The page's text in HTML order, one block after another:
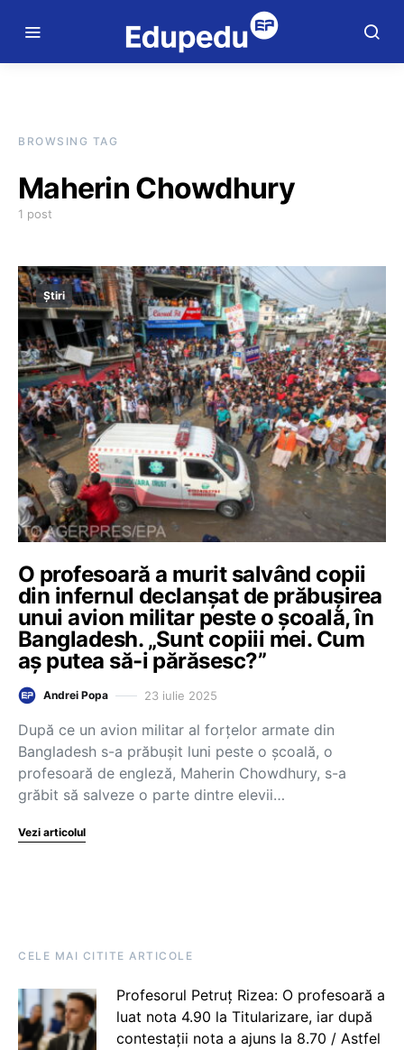
BROWSING TAG
Maherin Chowdhury
1 post
Știri
O profesoară a murit salvând copii
din infernul declanşat de prăbuşirea
unui avion militar peste o şcoală, în
Bangladesh. „Sunt copiii mei. Cum
aș putea să-i părăsesc?”
Andrei Popa 23 iulie 2025
După ce un avion militar al forţelor armate din
Bangladesh s-a prăbuşit luni peste o şcoală, o
profesoară de engleză, Maherin Chowdhury, s-a
grăbit să salveze o parte dintre elevii…
Vezi articolul
CELE MAI CITITE ARTICOLE
Profesorul Petruț Rizea: O profesoară a
luat nota 4.90 la Titularizare, iar după
contestații nota a ajuns la 8.70 / Astfel